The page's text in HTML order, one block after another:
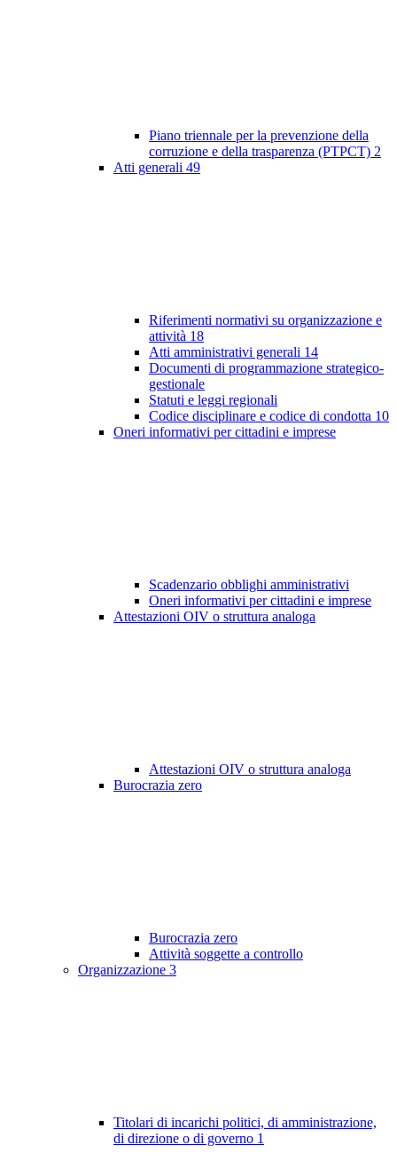
Piano triennale per la prevenzione della
corruzione e della trasparenza (PTPCT) 2
Atti generali 49
Riferimenti normativi su organizzazione e
attività 18
Atti amministrativi generali 14
Documenti di programmazione strategico-
gestionale
Statuti e leggi regionali
Codice disciplinare e codice di condotta 10
Oneri informativi per cittadini e imprese
Scadenzario obblighi amministrativi
Oneri informativi per cittadini e imprese
Attestazioni OIV o struttura analoga
Attestazioni OIV o struttura analoga
Burocrazia zero
Burocrazia zero
Attività soggette a controllo
Organizzazione 3
Titolari di incarichi politici, di amministrazione,
di direzione o di governo 1